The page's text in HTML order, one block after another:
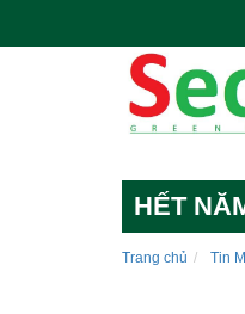
HẾT
Trang chủ Tin